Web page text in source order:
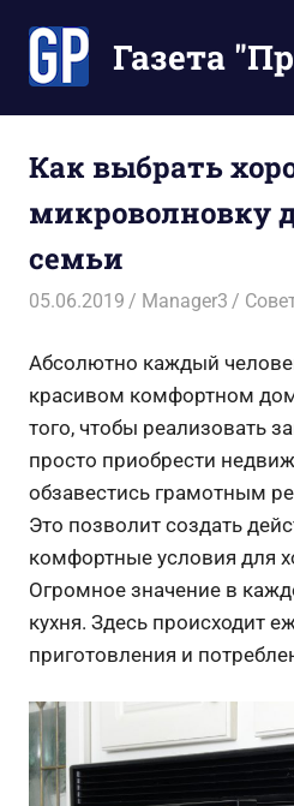
содержимомуГазета
экономят
Ваше
время
Как выбрать
микроволновку
семьи
05.06.2019 Manager3
Абсолютно каждый
красивом комфортном
того, чтобы реализовать
просто приобрести
обзавестись грамотным
Это позволит создать
комфортные условия для
Огромное значение в
кухня. Здесь происходит
приготовления и